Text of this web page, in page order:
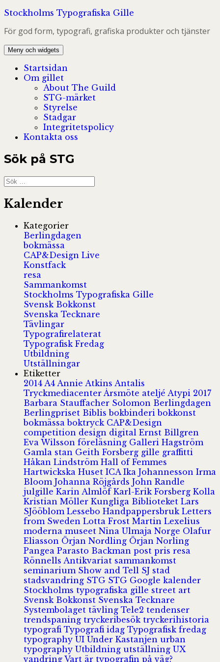
Hoppa
innehåll
Stockholms Typografiska Gille
För god form, typografi, grafiska produkter och tjänster
Meny och widgets
Startsidan
Om gillet
About The Guild
STG-märket
Styrelse
Stadgar
Integritetspolicy
Kontakta oss
Sök på STG
Sök
efter:
Kalender
Kategorier
Berlingdagen
bokmässa
CAP&Design Live
Konstfack
resa
Sammankomst
Stockholms Typografiska Gille
Svensk Bokkonst
Svenska Tecknare
Tävlingar
Typografirelaterat
Typografisk Fredag
Utbildning
Utställningar
Etiketter
2014 A4 Annie Atkins Antalis
Tryckmediacenter Årsmöte ateljé Atypi 2017
Barbara Stauffacher Solomon Berlingdagen
Berlingpriset Biblisbokbinderibokkonst
bokmässaboktryck CAP&Design
competition design digital Ernst Billgren
Eva Wilsson föreläsning Galleri Hagström
Gamla stan Geith Forsberg gille graffitti
Håkan Lindström Hall of Femmes
Hartwickska Huset ICA Ika Johannesson Irma
Bloom Johanna Röjgårds John Randle
julgille Karin Almlöf Karl-Erik Forsberg Kolla
Kristian Möller Kungliga Biblioteket Lars
SJööblom Lessebo Handpappersbruk Letters
from Sweden Lotta Frost Martin Lexelius
moderna museet Nina Ulmaja Norge Olafur
Eliasson Örjan Nordling Örjan Norling
Pangea Parasto Backman post pris resa
Rönnells Antikvariat sammankomst
seminarium Show and Tell SJ stad
stadsvandring STG STG Google kalender
Stockholms typografiska gille street art
Svensk Bokkonst Svenska Tecknare
Systembolaget tävling Tele2 tendenser
trendspaning tryckeribesök tryckerihistoria
typografi Typografi idag Typografisk fredag
typography UI Under Kastanjen urban
typography Utbildning utställning UX
vandring Vart är typografin på väg?